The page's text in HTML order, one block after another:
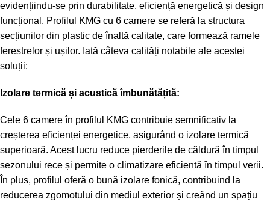
evidențiindu-se prin durabilitate, eficiență energetică și design
funcțional. Profilul KMG cu 6 camere se referă la structura
secțiunilor din plastic de înaltă calitate, care formează ramele
ferestrelor și ușilor. Iată câteva calități notabile ale acestei
soluții:
Izolare termică și acustică îmbunătățită:
Cele 6 camere în profilul KMG contribuie semnificativ la
creșterea eficienței energetice, asigurând o izolare termică
superioară. Acest lucru reduce pierderile de căldură în timpul
sezonului rece și permite o climatizare eficientă în timpul verii.
În plus, profilul oferă o bună izolare fonică, contribuind la
reducerea zgomotului din mediul exterior și creând un spațiu